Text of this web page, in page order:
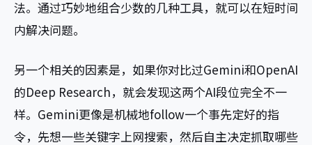
法。通过巧妙地组合少数的几种工具，就可以在短时间
内解决问题。
另一个相关的因素是，如果你对比过Gemini和OpenAI
的Deep Research，就会发现这两个AI段位完全不一
样。Gemini更像是机械地follow一个事先定好的指
令，先想一些关键字上网搜索，然后自主决定抓取哪些